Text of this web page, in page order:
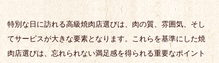
特別な日に訪れる高級焼肉店選びは、肉の質、雰囲気、そし
てサービスが大きな要素となります。これらを基準にした焼
肉店選びは、忘れられない満足感を得られる重要なポイント